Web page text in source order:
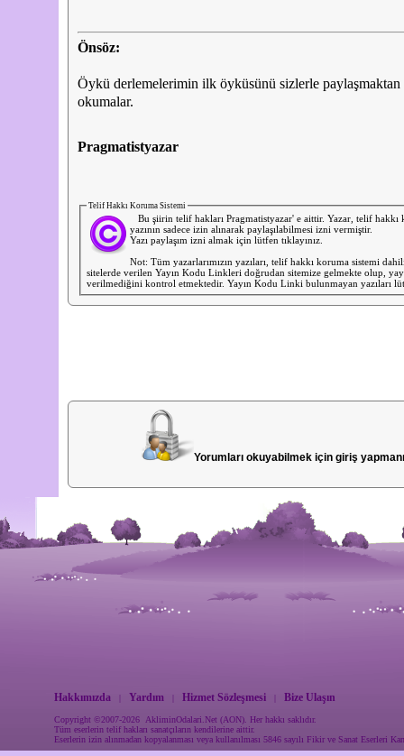
Önsöz:
Öykü derlemelerimin ilk öyküsünü sizlerle
okumalar.
Pragmatistyazar
Telif Hakkı Koruma Sistemi
Bu şiirin telif hakları Pragmatistyazar' e aittir. Yazar, telif hakkı
yazının sadece izin alınarak paylaşılabilmesi izni vermiştir.
Yazı paylaşım izni almak için lütfen tıklayınız.
Not: Tüm yazarlarımızın yazıları, telif hakkı koruma sistemi
sitelerde verilen Yayın Kodu Linkleri doğrudan sitemize gelmekte olup,
verilmediğini kontrol etmektedir. Yayın Kodu Linki bulunmayan yazıları
Yorumları okuyabilmek için giriş
Hakkımızda Yardım Hizmet Sözleşmesi Bize Ulaşın
Copyright ©2007-2026 AkliminOdalari.Net (AON). Her hakkı saklıdır.
Tüm eserlerin telif hakları sanatçıların kendilerine aittir.
Eserlerin izin alınmadan kopyalanması veya kullanılması 5846 sayılı Fikir ve Sanat Eserleri